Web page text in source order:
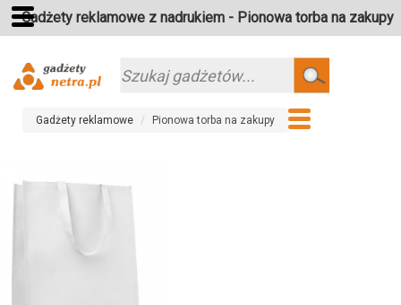
Gadżety reklamowe z nadrukiem - Pionowa torba na zakupy
Szukaj
Gadżety reklamowe Pionowa torba na zakupy